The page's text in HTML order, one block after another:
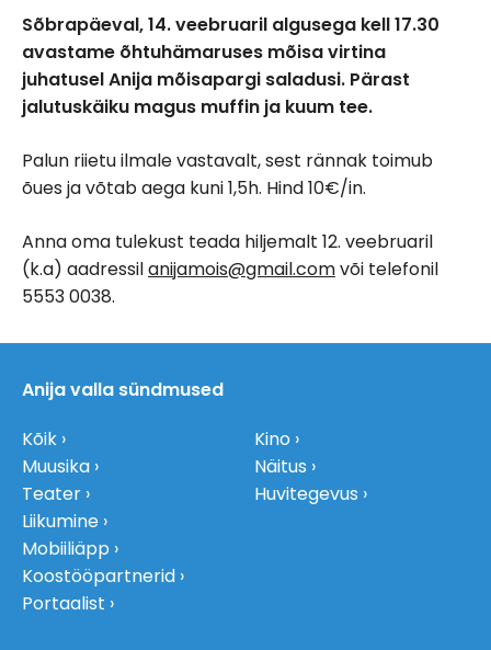
Sõbrapäeval, 14. veebruaril algusega kell 17.30
avastame õhtuhämaruses mõisa virtina
juhatusel Anija mõisapargi saladusi. Pärast
jalutuskäiku magus muffin ja kuum tee.
Palun riietu ilmale vastavalt, sest rännak toimub
õues ja võtab aega kuni 1,5h. Hind 10€/in.
Anna oma tulekust teada hiljemalt 12. veebruaril
(k.a) aadressilanijamois@gmail.comvõi telefonil
5553 0038.
Anija valla sündmused
Kõik
Muusika
Teater
Liikumine
Kino
Näitus
Huvitegevus
Mobiiliäpp
Koostööpartnerid
Portaalist